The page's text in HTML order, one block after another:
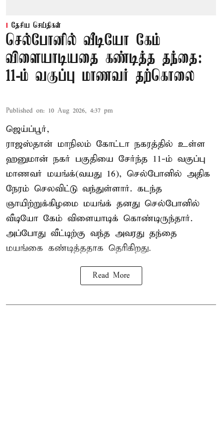
தேசிய செய்திகள்
செல்போனில் வீடியோ கேம்
விளையாடியதை கண்டித்த தந்தை:
11-ம் வகுப்பு மாணவர் தற்கொலை
Published on: 10 Aug 2026, 4:37 pm
ஜெய்ப்பூர்,
ராஜஸ்தான் மாநிலம் கோட்டா நகரத்தில் உள்ள
ஹனுமான் நகர் பகுதியை சேர்ந்த 11-ம் வகுப்பு
மாணவர் மயங்க்(வயது 16), செல்போனில் அதிக
நேரம் செலவிட்டு வந்துள்ளார். கடந்த
ஞாயிற்றுக்கிழமை மயங்க் தனது செல்போனில்
வீடியோ கேம் விளையாடிக் கொண்டிருந்தார்.
அப்போது வீட்டிற்கு வந்த அவரது தந்தை
மயங்கை கண்டித்ததாக தெரிகிறது.
Read More